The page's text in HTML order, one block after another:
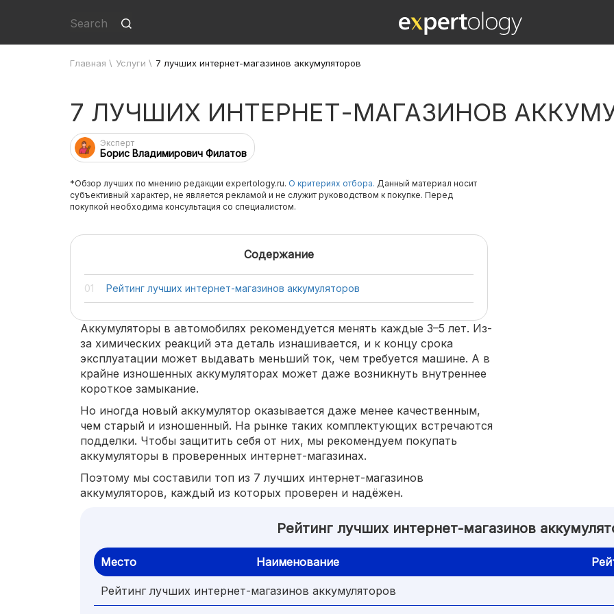
Главная \ Услуги \ 7 лучших интернет-магазинов аккумуляторов
7 ЛУЧШИХ ИНТЕРНЕТ-МАГАЗИНОВ
Эксперт
Борис Владимирович Филатов
*Обзор лучших по мнению редакции expertology.ru. О критериях отбора. Данный материал носит
субъективный характер, не является рекламой и не служит руководством к покупке. Перед
покупкой необходима консультация со специалистом.
Содержание
Рейтинг лучших интернет-магазинов аккумуляторов
Аккумуляторы в автомобилях рекомендуется менять каждые 3–5 лет. Из-
за химических реакций эта деталь изнашивается, и к концу срока
эксплуатации может выдавать меньший ток, чем требуется машине. А в
крайне изношенных аккумуляторах может даже возникнуть внутреннее
короткое замыкание.
Но иногда новый аккумулятор оказывается даже менее качественным,
чем старый и изношенный. На рынке таких комплектующих встречаются
подделки. Чтобы защитить себя от них, мы рекомендуем покупать
аккумуляторы в проверенных интернет-магазинах.
Поэтому мы составили топ из 7 лучших интернет-магазинов
аккумуляторов, каждый из которых проверен и надёжен.
Рейтинг лучших интернет-магазинов
Место Наименование
Рейтинг лучших интернет-магазинов аккумуляторов